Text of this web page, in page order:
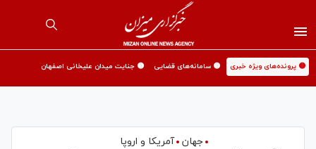
🟡 پرونده‌های ویژه خبری 🟡 سامانه‌های قضایی 🟡 جنایت میدان علیخانی اصفهان
جهان
آمریکا و اروپا